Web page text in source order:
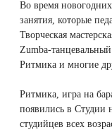
Во время
занятия, которые
Творческая
Zumba-
Ритмика и многие
Ритмика, игра на
появились в Студии
студийцев всех
Лечение псориаза
Лазерное удаление
Вылечить
Избавиться от
Избавиться от